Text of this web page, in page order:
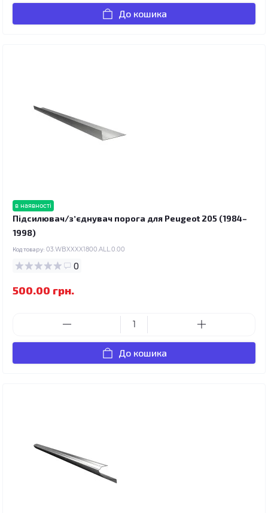
До кошика
в наявності
Підсилювач/зʼєднувач порога для Peugeot 205 (1984–
1998)
Код товару: 03.WBXXXX1800.ALL.0.00
0
500.00 грн.
До кошика